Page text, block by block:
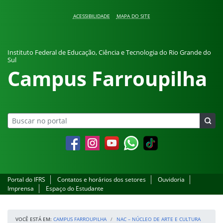
ACESSIBILIDADE MAPA DO SITE
Instituto Federal de Educação, Ciência e Tecnologia do Rio Grande do
Sul
Campus Farroupilha
FacebookInstagramYouTubeWhatsapp
Portal do IFRS Contatos e horários dos setores
Ouvidoria
Imprensa
Espaço do Estudante
VOCÊ ESTÁ EM: CAMPUS FARROUPILHA
NAC – NÚCLEO DE ARTE E CULTURA